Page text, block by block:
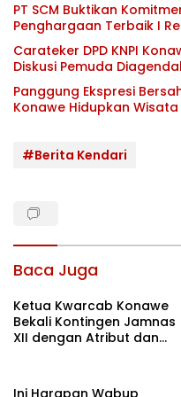
PT SCM Buktikan
Penghargaan Terbaik I
Carateker DPD KNPI
Diskusi Pemuda
Panggung Ekspresi
Konawe Hidupkan
#Berita Kendari
Baca Juga
Ketua Kwarcab Konawe
Bekali Kontingen Jamnas
XII dengan Atribut dan